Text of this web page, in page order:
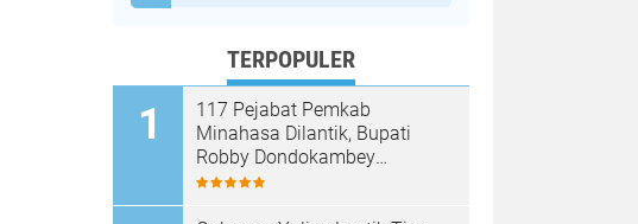
TERPOPULER
117 Pejabat Pemkab
Minahasa Dilantik, Bupati
Robby Dondokambey
Tekankan Integritas dan